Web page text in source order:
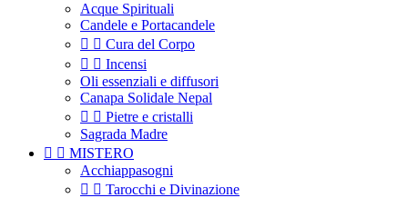
Acque Spirituali
Candele e Portacandele
  Cura del Corpo
  Incensi
Oli essenziali e diffusori
Canapa Solidale Nepal
  Pietre e cristalli
Sagrada Madre
  MISTERO
Acchiappasogni
  Tarocchi e Divinazione